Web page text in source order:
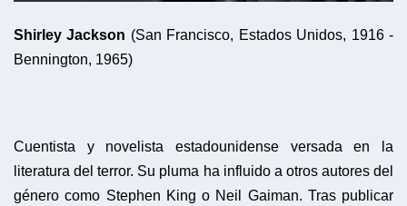
Shirley Jackson (San Francisco, Estados Unidos, 1916 -
Bennington, 1965)
Cuentista y novelista estadounidense versada en la
literatura del terror. Su pluma ha influido a otros autores del
género como Stephen King o Neil Gaiman. Tras publicar